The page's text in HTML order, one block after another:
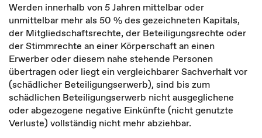
Werden innerhalb von 5 Jahren mittelbar oder
unmittelbar mehr als 50 % des gezeichneten Kapitals,
der Mitgliedschaftsrechte, der Beteiligungsrechte oder
der Stimmrechte an einer Körperschaft an einen
Erwerber oder diesem nahe stehende Personen
übertragen oder liegt ein vergleichbarer Sachverhalt vor
(schädlicher Beteiligungserwerb), sind bis zum
schädlichen Beteiligungserwerb nicht ausgeglichene
oder abgezogene negative Einkünfte (nicht genutzte
Verluste) vollständig nicht mehr abziehbar.